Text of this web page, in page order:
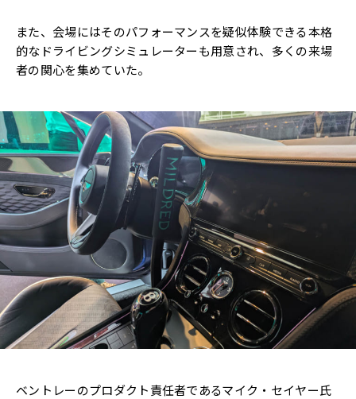
また、会場にはそのパフォーマンスを疑似体験できる本格
的なドライビングシミュレーターも用意され、多くの来場
者の関心を集めていた。
ベントレーのプロダクト責任者であるマイク・セイヤー氏